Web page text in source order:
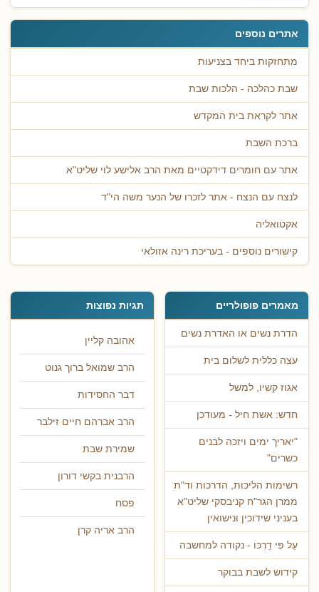
אתרים נוספים
מתחזקות ביחד בצניעות
שבת כהלכה - הלכות שבת
אתר לקראת בית המקדש
ברכת השבת
אתר עם חומרים דידקטיים מאת הרב אלישע לוי שליט"א
לנצח עם הנצח - אתר לזכרו של הנער משה הי"ד
אקטואליה
קישורים נוספים - בעריכת רינה אזולאי
מאמרים פופולריים
הדרת נשים או האדרת נשים
עצה כללית לשלום בית
אגוז קשיו, למשל
חדש: אשת חיל - מעודכן
"יאריך ימים ויזכה לבנים
כשרים"
רשימות הליכות, הדרכות וד"ת
ממרן הגר"ח קניבסקי שליט"א
בעניני שידוכין ונישואין
עַל פִּי דַרְכּוֹ - נקודה למחשבה
קידוש לשבת בבוקר
תגיות נפוצות
אהובה קליין
הרב שמואל ברוך גנוט
דבר החסידות
הרב אברהם חיים זילבר
שמירת שבת
הרבנית בקשי דורון
פסח
הרב אריה קרן